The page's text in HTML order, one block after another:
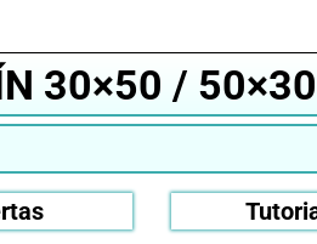
30×50 / 50×30